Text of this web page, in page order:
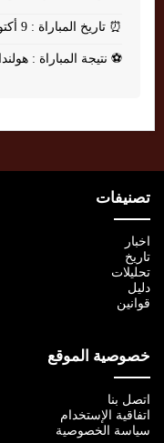
⏰ تاريخ المباراة : 9 أكتوبر 2025
⚽ نتيجة المباراة : هولندا 0 - 0 مالطا
تصنيفات
اخبار
تاريخ
تحليلات
دليل
قوانين
خصوصية الموقع
اتصل بنا
اتفاقية الإستخدام
سياسة الخصوصية